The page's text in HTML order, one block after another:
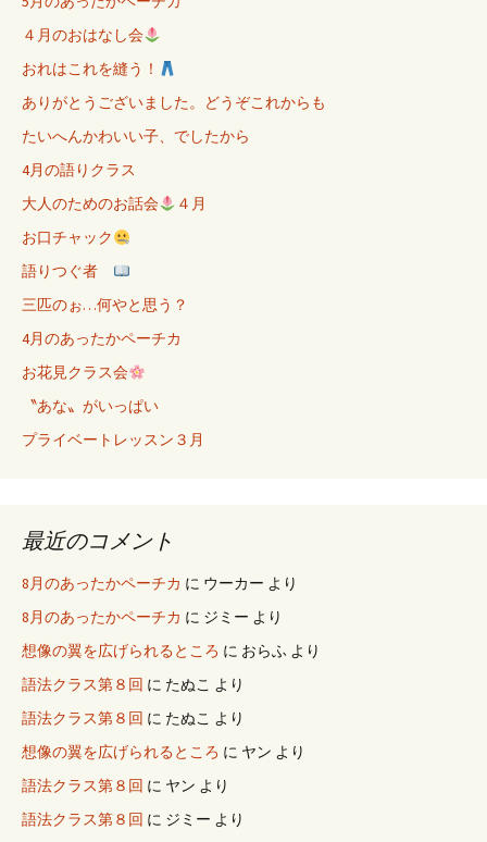
４月のおはなし会
おれはこれを縫う！
ありがとうございました。どうぞこれからも
たいへんかわいい子、でしたから
4月の語りクラス
大人のためのお話会
４月
お口チャック
語りつぐ者
三匹のぉ…何やと思う？
4月のあったかペーチカ
お花見クラス会
〝あな〟がいっぱい
プライベートレッスン３月
最近のコメント
8月のあったかペーチカ に ウーカー より
8月のあったかペーチカ に ジミー より
想像の翼を広げられるところ に おらふ より
語法クラス第８回 に たぬこ より
語法クラス第８回 に たぬこ より
想像の翼を広げられるところ に ヤン より
語法クラス第８回 に ヤン より
語法クラス第８回 に ジミー より